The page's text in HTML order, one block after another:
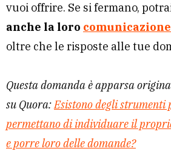
vuoi offrire. Se si fermano,
anche la loro
oltre che le risposte alle tue
Questa domanda è apparsa
su Quora:Esistono degli strumenti
permettano di individuare il
e porre loro delle domande?